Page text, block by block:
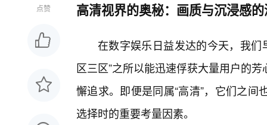
点赞 高清视界的奥秘：画质与沉浸感
在数字娱乐日益发达的今天，我
区三区”之所以能迅速俘获大量用户的
懈追求。即便是同属“高清”，它们之
选择时的重要考量因素。